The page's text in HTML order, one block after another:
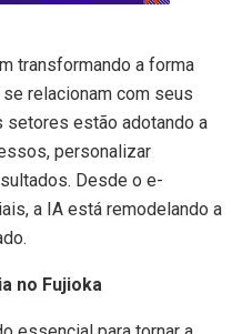
transformando a forma
relacionam com seus
setores estão adotando a
personalizar
Desde o e-
a IA está remodelando a
no Fujioka